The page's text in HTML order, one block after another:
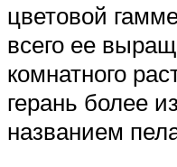
цветовой
всего ее
комнатного
герань более
названием